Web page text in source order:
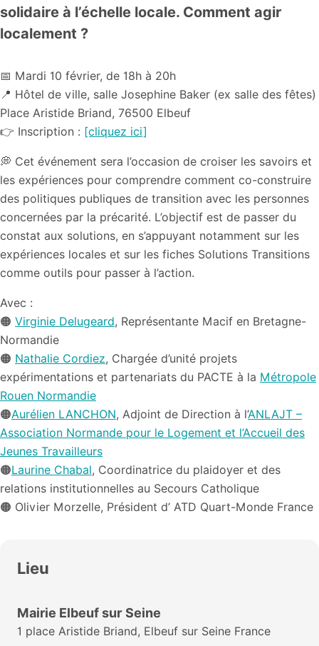
solidaire à l’échelle locale. Comment agir
localement ?
📅 Mardi 10 février, de 18h à 20h
📍 Hôtel de ville, salle Josephine Baker (ex salle des fêtes)
Place Aristide Briand, 76500 Elbeuf
👉 Inscription : [cliquez ici]
💭​ Cet événement sera l’occasion de croiser les savoirs et
les expériences pour comprendre comment co-construire
des politiques publiques de transition avec les personnes
concernées par la précarité. L’objectif est de passer du
constat aux solutions, en s’appuyant notamment sur les
expériences locales et sur les fiches Solutions Transitions
comme outils pour passer à l’action.
Avec :
🟠​ Virginie Delugeard, Représentante Macif en Bretagne-
Normandie
🟠​ Nathalie Cordiez, Chargée d’unité projets
expérimentations et partenariats du PACTE à la Métropole
Rouen Normandie
🟠Aurélien LANCHON, Adjoint de Direction à l’ANLAJT –
Association Normande pour le Logement et l’Accueil des
Jeunes Travailleurs
🟠Laurine Chabal, Coordinatrice du plaidoyer et des
relations institutionnelles au Secours Catholique
🟠 Olivier Morzelle, Président d’ ATD Quart-Monde France
Lieu
Mairie Elbeuf sur Seine
1 place Aristide Briand, Elbeuf sur Seine France